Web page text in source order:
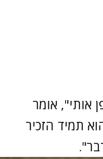
אותי", אומר
תמיד הזכיר